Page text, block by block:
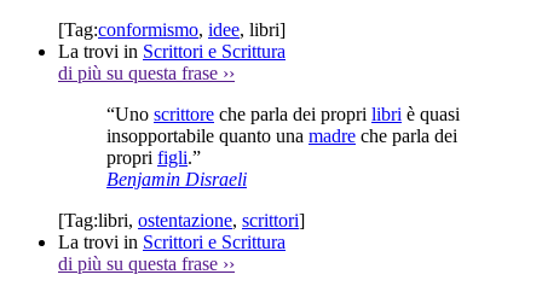
[Tag:conformismo, idee, libri]
La trovi in Scrittori e Scrittura
di più su questa frase ››
“Uno scrittore che parla dei propri libri è quasi
insopportabile quanto una madre che parla dei
propri figli.”
Benjamin Disraeli
[Tag:libri, ostentazione, scrittori]
La trovi in Scrittori e Scrittura
di più su questa frase ››